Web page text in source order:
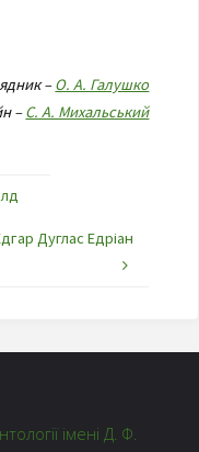
–О. А. Галушко
–С. А. Михальський
Дуглас Едріан
імені Д. Ф.